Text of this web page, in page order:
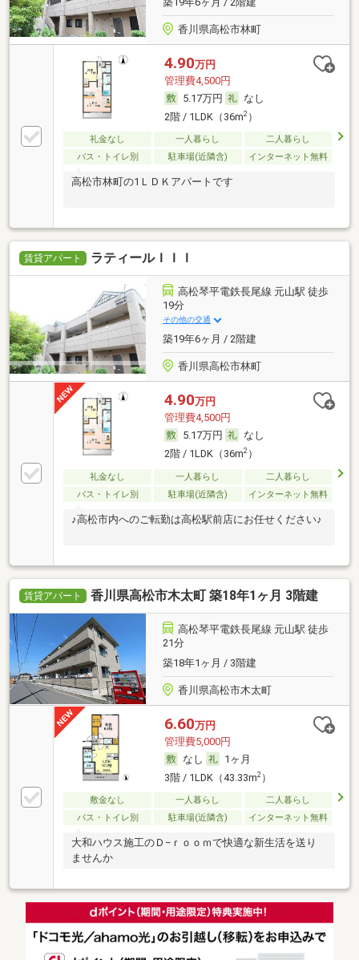
香川県高松市林町
4.90万円
管理費4,500円
5.17万円
なし
2階 / 1LDK（36m2）
礼金なし 一人暮らし
二人暮らし
バス・トイレ別
駐車場(近隣含) インターネット無料
高松市林町の1ＬＤＫアパートです
賃貸アパート ラティールＩＩＩ
高松琴平電鉄長尾線 元山駅 徒歩
19分
その他の交通
築19年6ヶ月 / 2階建
香川県高松市林町
4.90万円
管理費4,500円
5.17万円
なし
2階 / 1LDK（36m2）
礼金なし 一人暮らし
二人暮らし
バス・トイレ別
駐車場(近隣含) インターネット無料
♪高松市内へのご転勤は高松駅前店にお任せください♪
賃貸アパート 香川県高松市木太町 築18年1ヶ月 3階建
高松琴平電鉄長尾線 元山駅 徒歩
21分
築18年1ヶ月 / 3階建
香川県高松市木太町
6.60万円
管理費5,000円
なし
1ヶ月
3階 / 1LDK（43.33m2）
敷金なし 一人暮らし
二人暮らし
バス・トイレ別
駐車場(近隣含) インターネット無料
大和ハウス施工のＤ−ｒｏｏｍで快適な新生活を送り
ませんか